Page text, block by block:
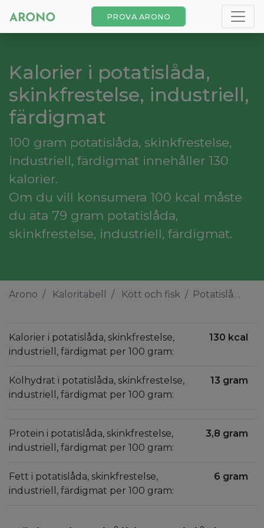
PROVA ARONO
Kalorier i potatislåda,
skinkfrestelse, industriell,
färdigmat
100 gram potatislåda, skinkfrestelse,
industriell, färdigmat innehåller 130
kalorier.
Om du vill konsumera 100 kcal måste
du äta 79 gram potatislåda,
skinkfrestelse, industriell, färdigmat.
Arono Kaloritabell Kött och fisk Potatislåda, skinkfrestelse, industriell, färdigmat
Kalorier i potatislåda, skinkfrestelse,
industriell, färdigmat per 100 gram:
130 kcal
Kolhydrat i potatislåda, skinkfrestelse,
industriell, färdigmat per 100 gram:
13 gram
Protein i potatislåda, skinkfrestelse,
industriell, färdigmat per 100 gram:
3,8 gram
Fett i potatislåda, skinkfrestelse,
industriell, färdigmat per 100 gram:
6 gram